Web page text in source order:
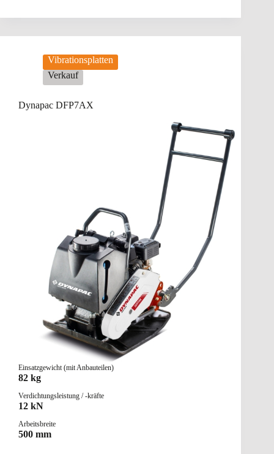
Vibrationsplatten
Verkauf
Dynapac DFP7AX
Einsatzgewicht (mit Anbauteilen)
82 kg
Verdichtungsleistung / -kräfte
12 kN
Arbeitsbreite
500 mm